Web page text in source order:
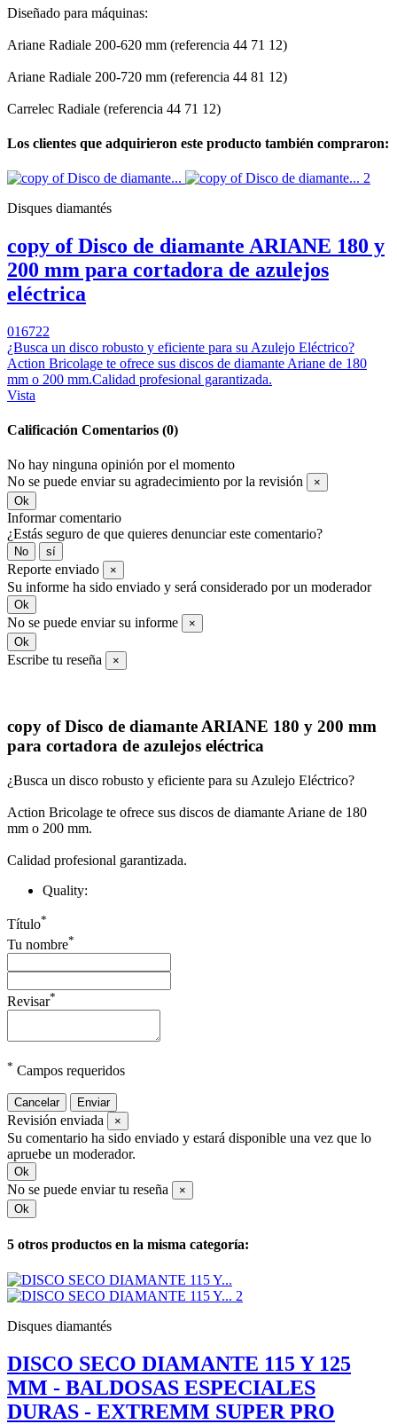
Diseñado para máquinas:
Ariane Radiale 200-620 mm (referencia 44 71 12)
Ariane Radiale 200-720 mm (referencia 44 81 12)
Carrelec Radiale (referencia 44 71 12)
Los clientes que adquirieron este producto también compraron:
Disques diamantés
copy of Disco de diamante ARIANE 180 y
200 mm para cortadora de azulejos
eléctrica
016722
¿Busca un disco robusto y eficiente para su Azulejo Eléctrico?
Action Bricolage te ofrece sus discos de diamante Ariane de 180
mm o 200 mm.Calidad profesional garantizada.
Vista
Calificación Comentarios (0)
No hay ninguna opinión por el momento
No se puede enviar su agradecimiento por la revisión
×
Ok
Informar comentario
¿Estás seguro de que quieres denunciar este comentario?
No sí
Reporte enviado ×
Su informe ha sido enviado y será considerado por un moderador
Ok
No se puede enviar su informe
×
Ok
Escribe tu reseña ×
copy of Disco de diamante ARIANE 180 y 200 mm
para cortadora de azulejos eléctrica
¿Busca un disco robusto y eficiente para su Azulejo Eléctrico?
Action Bricolage te ofrece sus discos de diamante Ariane de 180
mm o 200 mm.
Calidad profesional garantizada.
Quality:
Título*
Tu nombre*
Revisar*
* Campos requeridos
Cancelar Enviar
Revisión enviada ×
Su comentario ha sido enviado y estará disponible una vez que lo
apruebe un moderador.
Ok
No se puede enviar tu reseña
×
Ok
5 otros productos en la misma categoría:
Disques diamantés
DISCO SECO DIAMANTE 115 Y 125
MM - BALDOSAS ESPECIALES
DURAS - EXTREMM SUPER PRO